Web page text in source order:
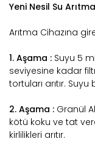
Yeni Nesil Su
Arıtma Cihazına
1. Aşama : Suyu 5
seviyesine kadar
tortuları arıtır.
2. Aşama : Granül
kötü koku ve tat
kirlilikleri arıtır.